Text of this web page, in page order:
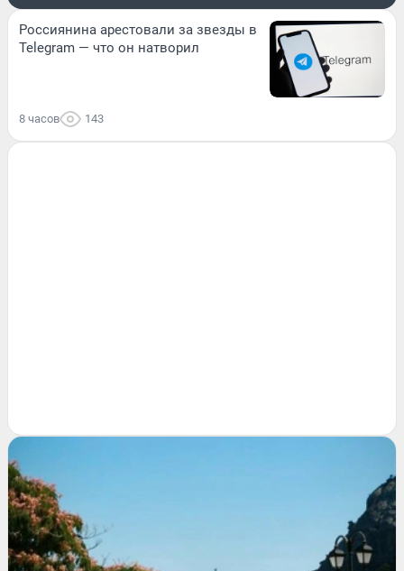
Россиянина арестовали за звезды в
Telegram — что он натворил
8 часов 143